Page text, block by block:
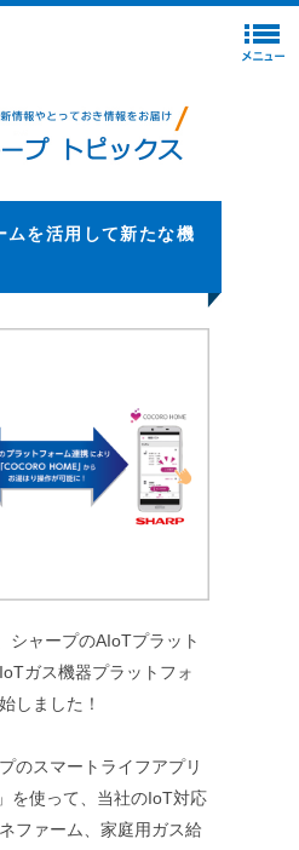
を活用して新たな機
シャープのAIoTプラット
ガス機器プラットフォ
しました！
のスマートライフアプリ
を使って、当社のIoT対応
ファーム、家庭用ガス給